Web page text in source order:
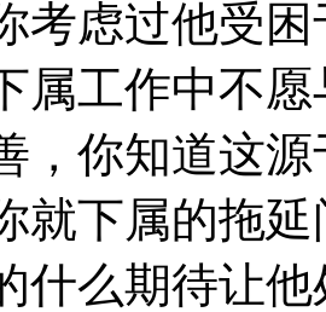
考虑过他受
工作中不愿
，你知道这
下属的拖延
什么期待让